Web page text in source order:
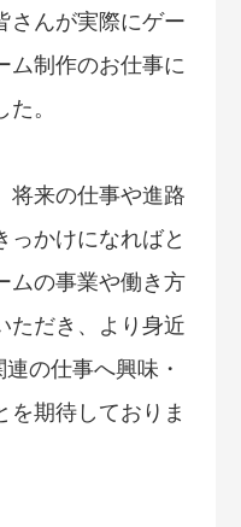
さんが実際にゲー
ム制作のお仕事に
。
将来の仕事や進路
っかけになればと
ムの事業や働き方
ただき、より身近
の仕事へ興味・
を期待しておりま